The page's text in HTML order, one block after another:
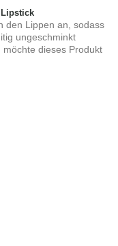
Lipstick
den Lippen an, sodass
ungeschminkt
dieses Produkt